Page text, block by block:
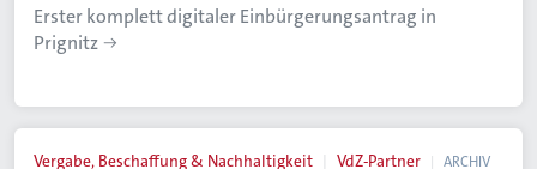
Erster komplett digitaler Einbürgerungsantrag in
Prignitz
Vergabe, Beschaffung & Nachhaltigkeit VdZ-Partner ARCHIV